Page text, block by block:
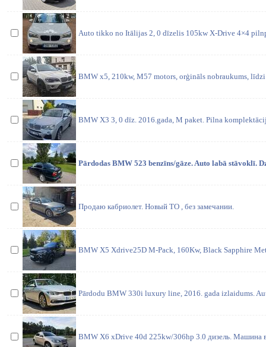
Auto tikko no Itālijas 2, 0 dīzelis 105kw X-Drive 4×4
BMW x5, 210kw, M57 motors, orģināls nobraukums, līdzi
BMW X3 3, 0 dīz. 2016.gada, M paket. Pilna
Pārdodas BMW 523 benzīns/gāze. Auto labā stāvoklī.
Продаю кабриолет. Новый ТО , без замечании.
BMW X5 Xdrive25D M-Pack, 160Kw, Black Sapphire
Pārdodu BMW 330i luxury line, 2016. gada izlaidums.
BMW X6 xDrive 40d 225kw/306hp 3.0 дизель. Машина